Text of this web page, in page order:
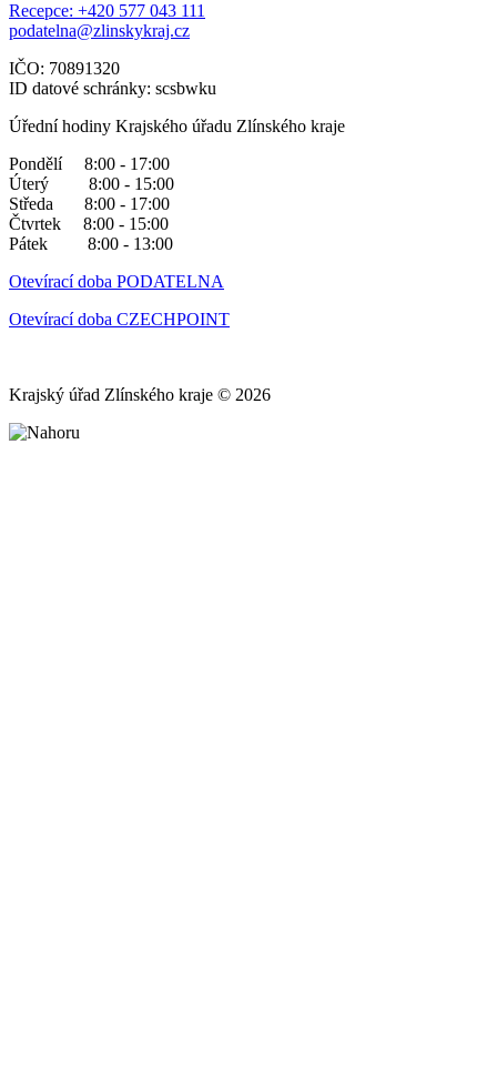
Recepce: +420 577 043 111
podatelna@zlinskykraj.cz
IČO: 70891320
ID datové schránky: scsbwku
Úřední hodiny Krajského úřadu Zlínského kraje
Pondělí 8:00 - 17:00
Úterý 8:00 - 15:00
Středa 8:00 - 17:00
Čtvrtek 8:00 - 15:00
Pátek 8:00 - 13:00
Otevírací doba PODATELNA
Otevírací doba CZECHPOINT
Krajský úřad Zlínského kraje © 2026